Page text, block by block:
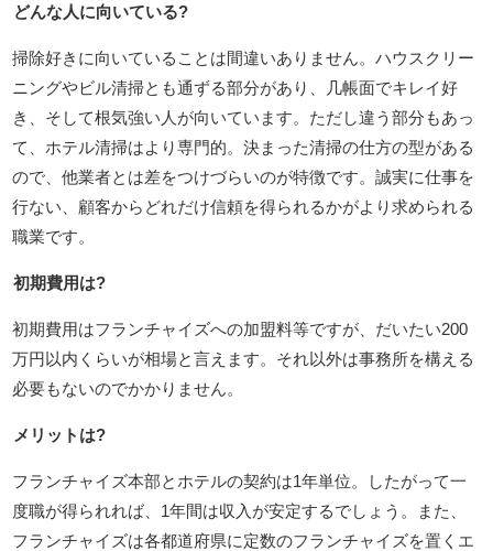
どんな人に向いている?
掃除好きに向いていることは間違いありません。ハウスクリー
ニングやビル清掃とも通ずる部分があり、几帳面でキレイ好
き、そして根気強い人が向いています。ただし違う部分もあっ
て、ホテル清掃はより専門的。決まった清掃の仕方の型がある
ので、他業者とは差をつけづらいのが特徴です。誠実に仕事を
行ない、顧客からどれだけ信頼を得られるかがより求められる
職業です。
初期費用は?
初期費用はフランチャイズへの加盟料等ですが、だいたい200
万円以内くらいが相場と言えます。それ以外は事務所を構える
必要もないのでかかりません。
メリットは?
フランチャイズ本部とホテルの契約は1年単位。したがって一
度職が得られれば、1年間は収入が安定するでしょう。また、
フランチャイズは各都道府県に定数のフランチャイズを置くエ